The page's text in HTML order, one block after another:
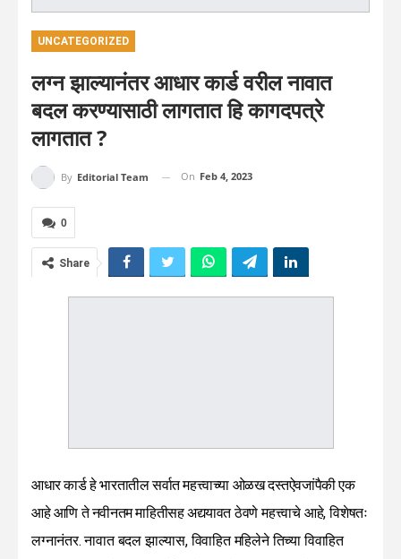
UNCATEGORIZED
लग्न झाल्यानंतर आधार कार्ड वरील नावात
बदल करण्यासाठी लागतात हि कागदपत्रे
लागतात ?
By Editorial Team On Feb 4, 2023
0
Share
आधार कार्ड हे भारतातील सर्वात महत्त्वाच्या ओळख दस्तऐवजांपैकी एक
आहे आणि ते नवीनतम माहितीसह अद्ययावत ठेवणे महत्त्वाचे आहे, विशेषतः
लग्नानंतर. नावात बदल झाल्यास, विवाहित महिलेने तिच्या विवाहित